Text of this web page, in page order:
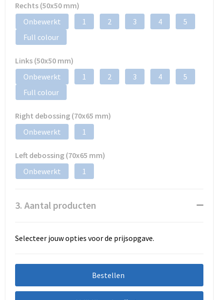
Rechts (50x50 mm)
Onbewerkt
1 2 3 4
5
Full colour
Links (50x50 mm)
Onbewerkt
1 2 3 4
5
Full colour
Right debossing (70x65 mm)
Onbewerkt
1
Left debossing (70x65 mm)
Onbewerkt
1
3. Aantal producten
Selecteer jouw opties voor de prijsopgave.
Bestellen